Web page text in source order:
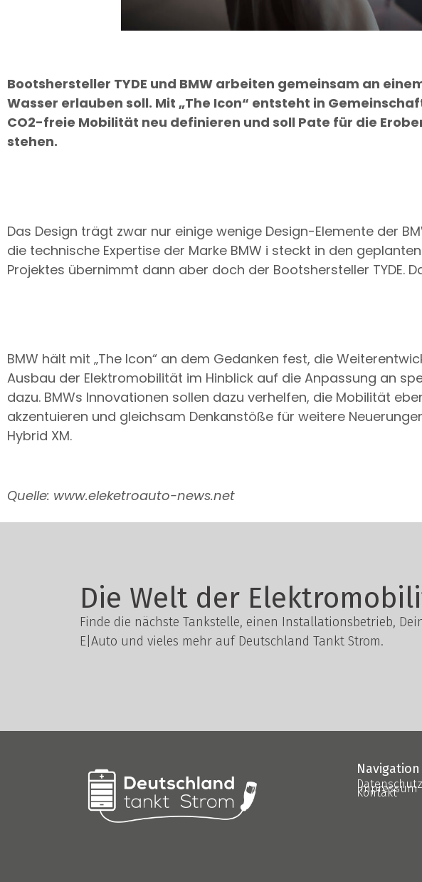
Bootshersteller TYDE und BMW arbeiten gemeinsam an
Wasser erlauben soll. Mit „The Icon“ entsteht in
CO2-freie Mobilität neu definieren und soll Pate für die
stehen.
Das Design trägt zwar nur einige wenige Design-Elemente der
die technische Expertise der Marke BMW i steckt in den
Projektes übernimmt dann aber doch der Bootshersteller TYDE.
BMW hält mit „The Icon“ an dem Gedanken fest, die
Ausbau der Elektromobilität im Hinblick auf die Anpassung an
dazu. BMWs Innovationen sollen dazu verhelfen, die Mobilität
akzentuieren und gleichsam Denkanstöße für weitere
Hybrid XM.
Quelle: www.eleketroauto-news.net
Die Welt der
Finde die nächste Tankstelle, einen Installationsbetrieb,
E|Auto und vieles mehr auf Deutschland Tankt Strom.
Navigation
Datenschutz
Impressum
Kontakt